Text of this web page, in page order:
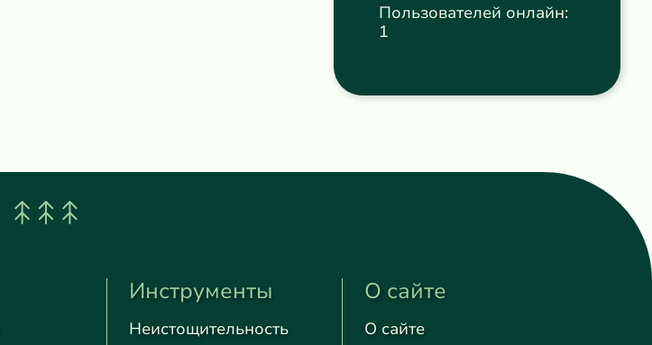
Пользователей онлайн:
1
Инструменты
Неистощительность
О сайте
О сайте